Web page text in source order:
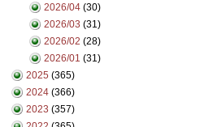
2026/04 (30)
2026/03 (31)
2026/02 (28)
2026/01 (31)
2025 (365)
2024 (366)
2023 (357)